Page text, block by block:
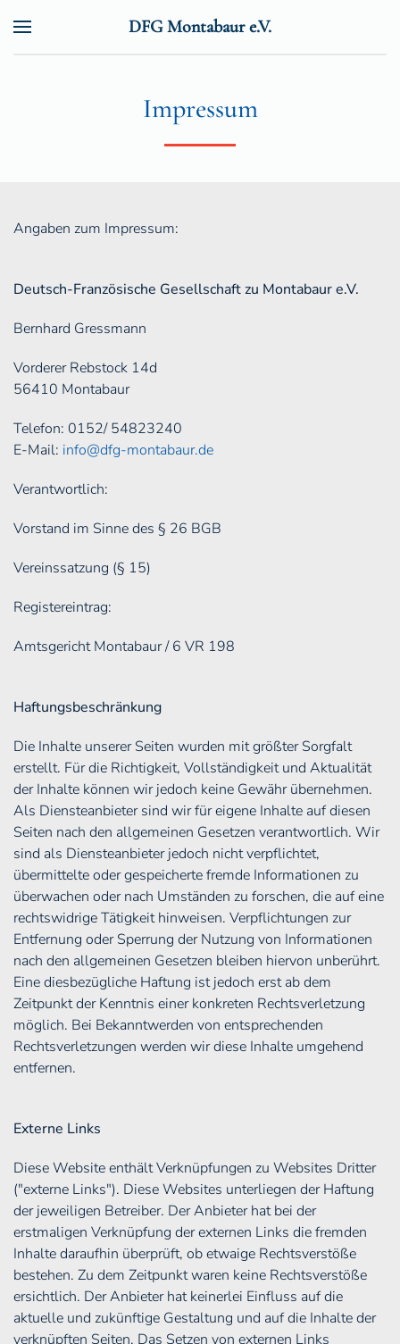
DFG Montabaur e.V.
Impressum
Angaben zum Impressum:
Deutsch-Französische Gesellschaft zu Montabaur e.V.
Bernhard Gressmann
Vorderer Rebstock 14d
56410 Montabaur
Telefon: 0152/ 54823240
E-Mail: info@dfg-montabaur.de
Verantwortlich:
Vorstand im Sinne des § 26 BGB
Vereinssatzung (§ 15)
Registereintrag:
Amtsgericht Montabaur / 6 VR 198
Haftungsbeschränkung
Die Inhalte unserer Seiten wurden mit größter Sorgfalt
erstellt. Für die Richtigkeit, Vollständigkeit und Aktualität
der Inhalte können wir jedoch keine Gewähr übernehmen.
Als Diensteanbieter sind wir für eigene Inhalte auf diesen
Seiten nach den allgemeinen Gesetzen verantwortlich. Wir
sind als Diensteanbieter jedoch nicht verpflichtet,
übermittelte oder gespeicherte fremde Informationen zu
überwachen oder nach Umständen zu forschen, die auf eine
rechtswidrige Tätigkeit hinweisen. Verpflichtungen zur
Entfernung oder Sperrung der Nutzung von Informationen
nach den allgemeinen Gesetzen bleiben hiervon unberührt.
Eine diesbezügliche Haftung ist jedoch erst ab dem
Zeitpunkt der Kenntnis einer konkreten Rechtsverletzung
möglich. Bei Bekanntwerden von entsprechenden
Rechtsverletzungen werden wir diese Inhalte umgehend
entfernen.
Externe Links
Diese Website enthält Verknüpfungen zu Websites Dritter
("externe Links"). Diese Websites unterliegen der Haftung
der jeweiligen Betreiber. Der Anbieter hat bei der
erstmaligen Verknüpfung der externen Links die fremden
Inhalte daraufhin überprüft, ob etwaige Rechtsverstöße
bestehen. Zu dem Zeitpunkt waren keine Rechtsverstöße
ersichtlich. Der Anbieter hat keinerlei Einfluss auf die
aktuelle und zukünftige Gestaltung und auf die Inhalte der
verknüpften Seiten. Das Setzen von externen Links